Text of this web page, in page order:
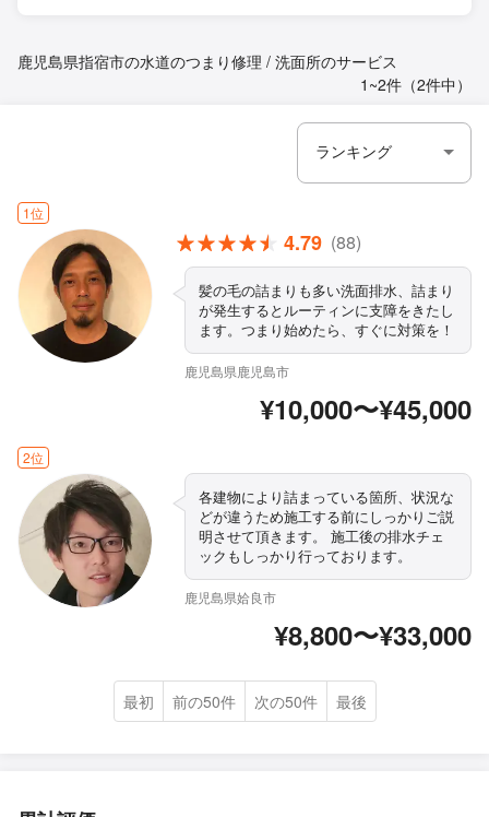
鹿児島県指宿市の水道のつまり修理 / 洗面所のサービス
1~2件（2件中）
1位
4.79 (88)
髪の毛の詰まりも多い洗面排水、詰まり
が発生するとルーティンに支障をきたし
ます。つまり始めたら、すぐに対策を！
鹿児島県鹿児島市
¥10,000〜¥45,000
2位
各建物により詰まっている箇所、状況な
どが違うため施工する前にしっかりご説
明させて頂きます。 施工後の排水チェ
ックもしっかり行っております。
鹿児島県姶良市
¥8,800〜¥33,000
最初 前の50件 次の50件 最後